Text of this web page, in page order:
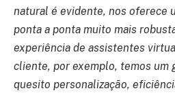
natural é evidente, nos oferece
ponta a ponta muito mais
experiência de assistentes
cliente, por exemplo, temos um
quesito personalização,